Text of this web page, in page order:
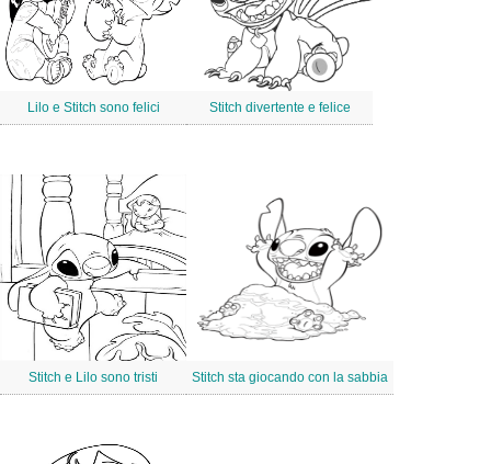
Lilo e Stitch sono felici Stitch divertente e felice
Stitch e Lilo sono tristi Stitch sta giocando con la sabbia